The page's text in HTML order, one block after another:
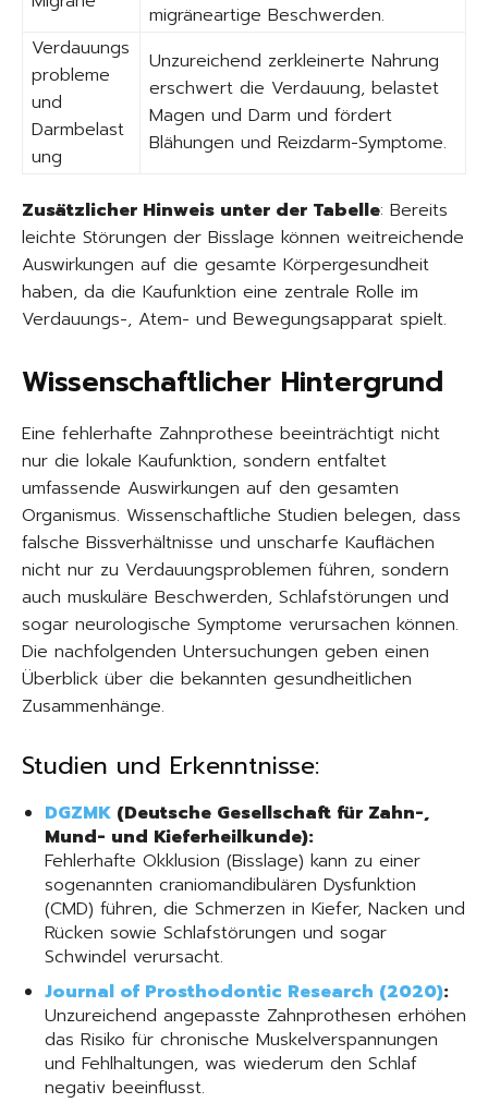
migräneartige Beschwerden.
Verdauungs
probleme
und
Darmbelast
ung
Unzureichend zerkleinerte Nahrung
erschwert die Verdauung, belastet
Magen und Darm und fördert
Blähungen und Reizdarm-Symptome.
Zusätzlicher Hinweis unter der Tabelle: Bereits
leichte Störungen der Bisslage können weitreichende
Auswirkungen auf die gesamte Körpergesundheit
haben, da die Kaufunktion eine zentrale Rolle im
Verdauungs-, Atem- und Bewegungsapparat spielt.
Wissenschaftlicher Hintergrund
Eine fehlerhafte Zahnprothese beeinträchtigt nicht
nur die lokale Kaufunktion, sondern entfaltet
umfassende Auswirkungen auf den gesamten
Organismus. Wissenschaftliche Studien belegen, dass
falsche Bissverhältnisse und unscharfe Kauflächen
nicht nur zu Verdauungsproblemen führen, sondern
auch muskuläre Beschwerden, Schlafstörungen und
sogar neurologische Symptome verursachen können.
Die nachfolgenden Untersuchungen geben einen
Überblick über die bekannten gesundheitlichen
Zusammenhänge.
Studien und Erkenntnisse:
DGZMK (Deutsche Gesellschaft für Zahn-,
Mund- und Kieferheilkunde):
Fehlerhafte Okklusion (Bisslage) kann zu einer
sogenannten craniomandibulären Dysfunktion
(CMD) führen, die Schmerzen in Kiefer, Nacken und
Rücken sowie Schlafstörungen und sogar
Schwindel verursacht.
Journal of Prosthodontic Research (2020):
Unzureichend angepasste Zahnprothesen erhöhen
das Risiko für chronische Muskelverspannungen
und Fehlhaltungen, was wiederum den Schlaf
negativ beeinflusst.